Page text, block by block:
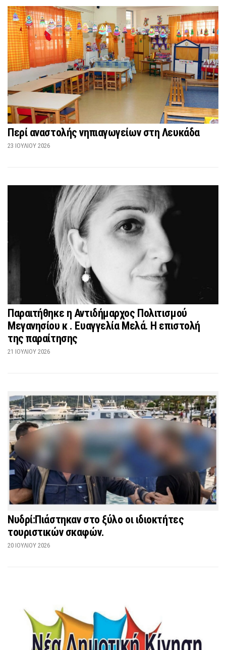
Περί αναστολής νηπιαγωγείων στη Λευκάδα
23 ΙΟΥΛΊΟΥ 2026
Παραιτήθηκε η Αντιδήμαρχος Πολιτισμού
Μεγανησίου κ . Ευαγγελία Μελά. Η επιστολή
της παραίτησης
21 ΙΟΥΛΊΟΥ 2026
Νυδρί:Πιάστηκαν στο ξύλο οι ιδιοκτήτες
τουριστικών σκαφών.
20 ΙΟΥΛΊΟΥ 2026